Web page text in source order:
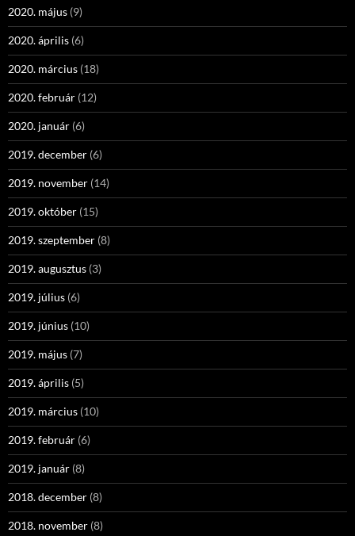
2020. május (9)
2020. április (6)
2020. március (18)
2020. február (12)
2020. január (6)
2019. december (6)
2019. november (14)
2019. október (15)
2019. szeptember (8)
2019. augusztus (3)
2019. július (6)
2019. június (10)
2019. május (7)
2019. április (5)
2019. március (10)
2019. február (6)
2019. január (8)
2018. december (8)
2018. november (8)